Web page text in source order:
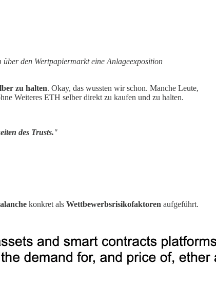
über den Wertpapiermarkt eine Anlageexposition
zu halten. Okay, das wussten wir schon. Manche Leute,
Weiteres ETH selber direkt zu kaufen und zu halten.
des Trusts."
konkret als Wettbewerbsrisikofaktoren aufgeführt.